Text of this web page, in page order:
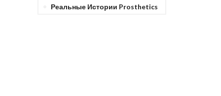
Реальные Истории Prosthetics